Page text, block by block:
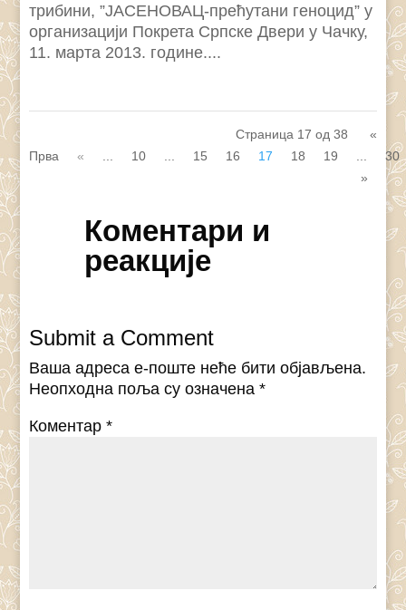
трибини, ”ЈАСЕНОВАЦ-прећутани геноцид” у
организацији Покрета Српске Двери у Чачку,
11. марта 2013. године....
Страница 17 од 38
«
Прва
« 10 15 16 17 18 19
30
»
Коментари и
реакције
Submit a Comment
Ваша адреса е-поште неће бити објављена.
Неопходна поља су означена*
Коментар*